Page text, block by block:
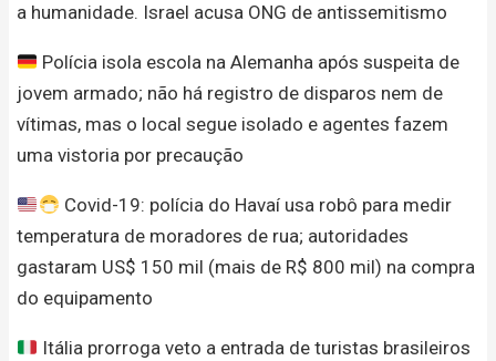
a humanidade. Israel acusa ONG de antissemitismo
Polícia isola escola na Alemanha após suspeita de
jovem armado; não há registro de disparos nem de
vítimas, mas o local segue isolado e agentes fazem
uma vistoria por precaução
Covid-19: polícia do Havaí usa robô para medir
temperatura de moradores de rua; autoridades
gastaram US$ 150 mil (mais de R$ 800 mil) na compra
do equipamento
Itália prorroga veto a entrada de turistas brasileiros